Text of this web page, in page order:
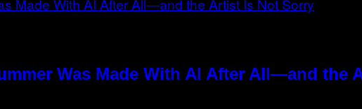
Was Made With AI After All—and the